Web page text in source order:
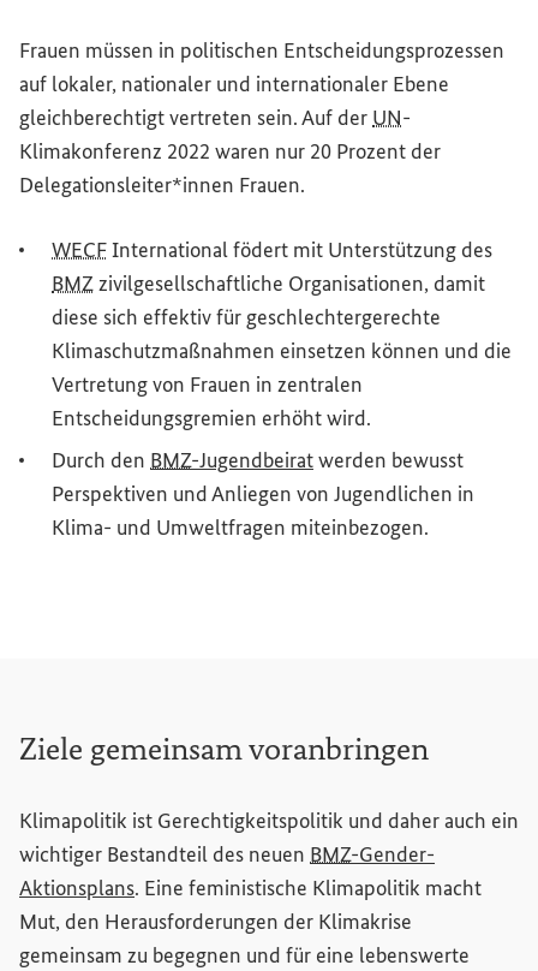
Frauen müssen in politischen Entscheidungsprozessen
auf lokaler, nationaler und internationaler Ebene
gleichberechtigt vertreten sein. Auf der UN-
Klimakonferenz 2022 waren nur 20 Prozent der
Delegationsleiter*innen Frauen.
WECFInternational födert mit Unterstützung des
BMZzivilgesellschaftliche Organisationen, damit
diese sich effektiv für geschlechtergerechte
Klimaschutzmaßnahmen einsetzen können und die
Vertretung von Frauen in zentralen
Entscheidungsgremien erhöht wird.
Durch den BMZ-Jugendbeiratwerden bewusst
Perspektiven und Anliegen von Jugendlichen in
Klima- und Umweltfragen miteinbezogen.
Ziele gemeinsam voranbringen
Klimapolitik ist Gerechtigkeitspolitik und daher auch ein
wichtiger Bestandteil des neuen BMZ-Gender-
Aktionsplans. Eine feministische Klimapolitik macht
Mut, den Herausforderungen der Klimakrise
gemeinsam zu begegnen und für eine lebenswerte